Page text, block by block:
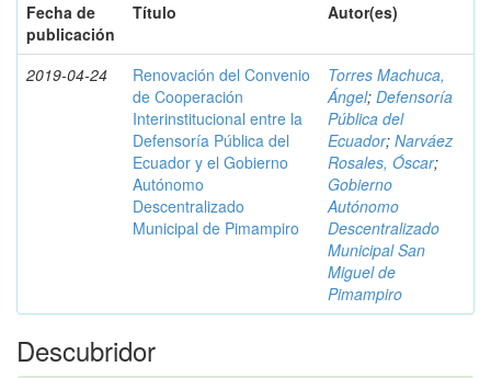
Fecha de
publicación
Título Autor(es)
2019-04-24
Renovación del Convenio
de Cooperación
Interinstitucional entre la
Defensoría Pública del
Ecuador y el Gobierno
Autónomo
Descentralizado
Municipal de Pimampiro
Torres Machuca,
Ángel; Defensoría
Pública del
Ecuador; Narváez
Rosales, Óscar;
Gobierno
Autónomo
Descentralizado
Municipal San
Miguel de
Pimampiro
Descubridor